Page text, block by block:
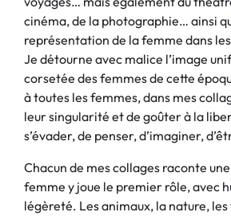
cinéma, de la photographie… ainsi
représentation de la femme dans
Je détourne avec malice l’image
corsetée des femmes de cette
à toutes les femmes, dans mes
leur singularité et de goûter à la
s’évader, de penser, d’imaginer,
Chacun de mes collages raconte
femme y joue le premier rôle, avec
légèreté. Les animaux, la nature,